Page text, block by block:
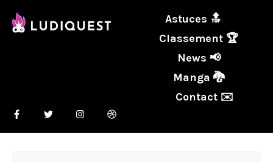
Astuces 🔝
Classement 🏆
News 📢
Manga 🐉
Contact ✉️